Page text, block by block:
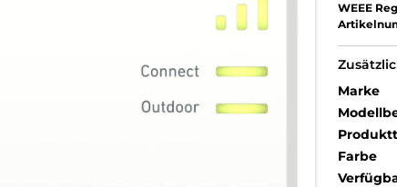
WEEE
Marke
Farbe